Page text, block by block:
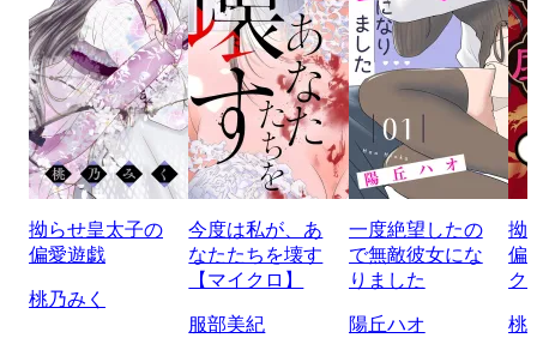
拗らせ皇太子の
偏愛遊戯
桃乃みく
今度は私が、あ
なたたちを壊す
【マイクロ】
服部美紀
一度絶望したの
で無敵彼女にな
りました
陽丘ハオ
拗
偏
ク
桃